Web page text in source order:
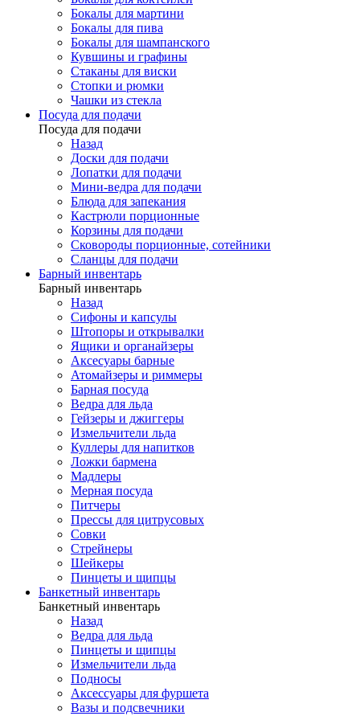
Бокалы для мартини
Бокалы для пива
Бокалы для шампанского
Кувшины и графины
Стаканы для виски
Стопки и рюмки
Чашки из стекла
Посуда для подачи
Посуда для подачи
Назад
Доски для подачи
Лопатки для подачи
Мини-ведра для подачи
Блюда для запекания
Кастрюли порционные
Корзины для подачи
Сковороды порционные, сотейники
Сланцы для подачи
Барный инвентарь
Барный инвентарь
Назад
Сифоны и капсулы
Штопоры и открывалки
Ящики и органайзеры
Аксесуары барные
Атомайзеры и риммеры
Барная посуда
Ведра для льда
Гейзеры и джиггеры
Измельчители льда
Куллеры для напитков
Ложки бармена
Мадлеры
Мерная посуда
Питчеры
Прессы для цитрусовых
Совки
Стрейнеры
Шейкеры
Пинцеты и щипцы
Банкетный инвентарь
Банкетный инвентарь
Назад
Ведра для льда
Пинцеты и щипцы
Измельчители льда
Подносы
Аксессуары для фуршета
Вазы и подсвечники